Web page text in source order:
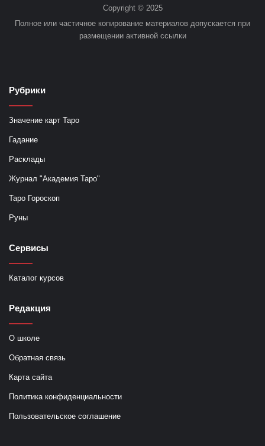
Copyright © 2025
Полное или частичное копирование материалов допускается при
размещении активной ссылки
Рубрики
Значение карт Таро
Гадание
Расклады
Журнал "Академия Таро"
Таро Гороскоп
Руны
Сервисы
Каталог курсов
Редакция
О школе
Обратная связь
Карта сайта
Политика конфиденциальности
Пользовательское соглашение